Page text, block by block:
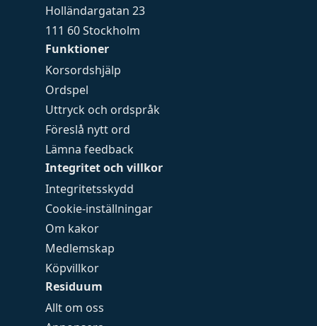
Funktioner
Korsordshjälp
Ordspel
Uttryck och ordspråk
Föreslå nytt ord
Lämna feedback
Integritet och villkor
Integritetsskydd
Cookie-inställningar
Om kakor
Medlemskap
Köpvillkor
Residuum
Allt om oss
Holländargatan 23
111 60 Stockholm